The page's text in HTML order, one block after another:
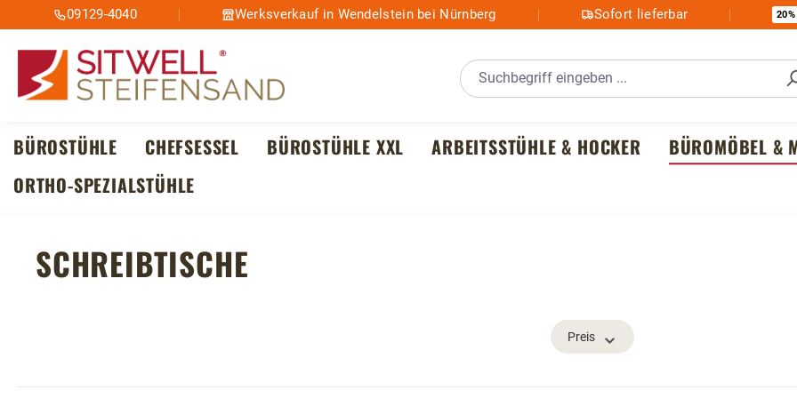
Hauptinhalt springen
Zur Suche springen
Zur Hauptnavigation springen
09129-4040 Werksverkauf in Wendelstein bei Nürnberg Sofort lieferbar 20%
BÜROSTÜHLE CHEFSESSEL BÜROSTÜHLE XXL ARBEITSSTÜHLE & HOCKER BÜROMÖBEL &
ORTHO-SPEZIALSTÜHLE
SCHREIBTISCHE
Preis